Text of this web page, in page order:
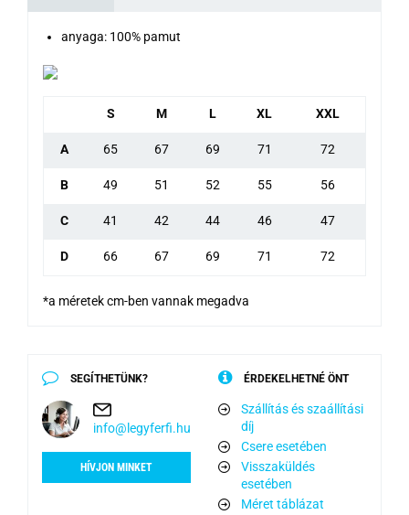
anyaga: 100% pamut
S M L XL XXL
A 65 67 69 71 72
B 49 51 52 55 56
C 41 42 44 46 47
D 66 67 69 71 72
*a méretek cm-ben vannak megadva
SEGÍTHETÜNK?
info@legyferfi.hu
HÍVJON MINKET
ÉRDEKELHETNÉ ÖNT
Szállítás és szaállítási
díj
Csere esetében
Visszaküldés
esetében
Méret táblázat